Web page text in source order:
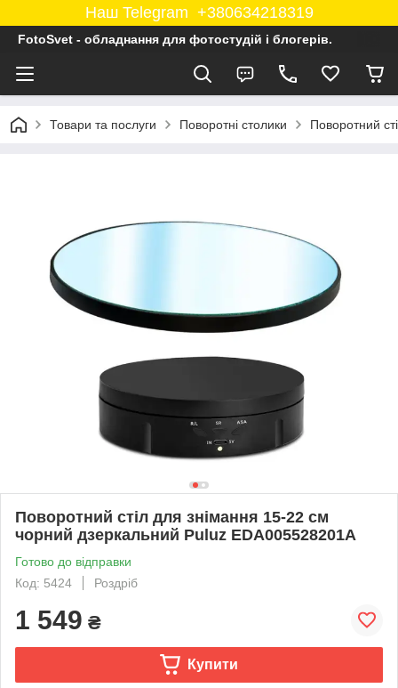
Наш Telegram +380634218319
FotoSvet - обладнання для фотостудій і блогерів.
Товари та послуги Поворотні столики Поворотний
Поворотний стіл для знімання 15-22 см
чорний дзеркальний Puluz EDA005528201A
Готово до відправки
Код: 5424
Роздріб
1 549 ₴
Купити